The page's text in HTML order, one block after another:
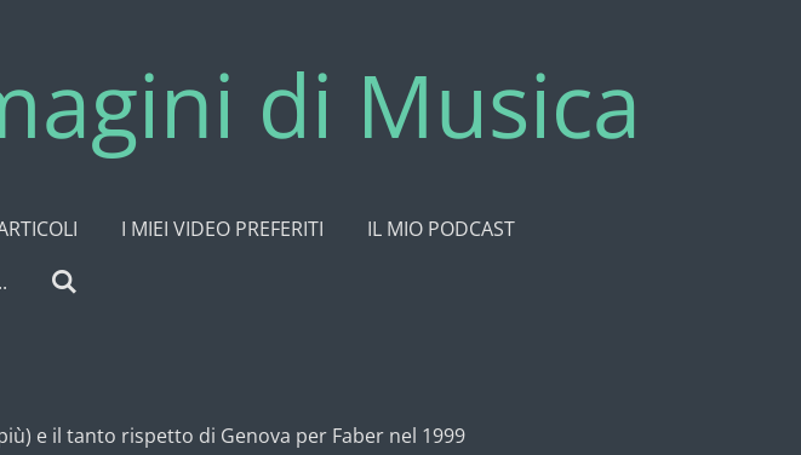
di Musica
I MIEI VIDEO PREFERITI
IL MIO PODCAST
e il tanto rispetto di Genova per Faber nel 1999